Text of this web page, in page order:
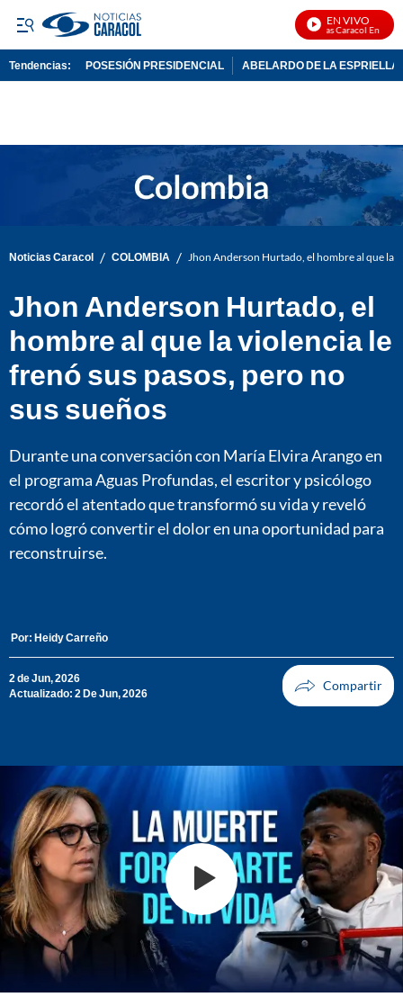
EN VIVO
Noticias Caracol En Vivo
Tendencias: POSESIÓN PRESIDENCIAL ABELARDO DE LA ESPRIELLA
Noticias Caracol / COLOMBIA / Jhon Anderson Hurtado, el hombre al que la
Jhon Anderson Hurtado, el
hombre al que la violencia le
frenó sus pasos, pero no
sus sueños
Durante una conversación con María Elvira Arango en
el programa Aguas Profundas, el escritor y psicólogo
recordó el atentado que transformó su vida y reveló
cómo logró convertir el dolor en una oportunidad para
reconstruirse.
Por: Heidy Carreño
2 de Jun, 2026
Actualizado: 2 De Jun, 2026